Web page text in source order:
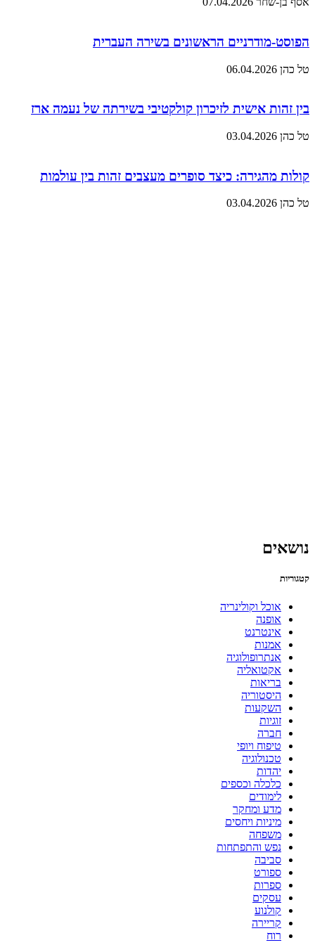
הפוסט-מודרניים הראשונים בשירה העברית
טל כהן 06.04.2026
בין זהות אישית לזיכרון קולקטיבי בשירתה של נעמה ארז
טל כהן 03.04.2026
קולות מהגירה: כיצד סופרים מעצבים זהות בין עולמות
טל כהן 03.04.2026
נושאים
קטגוריות
אוכל וקולינריה
אופנה
אינטרנט
אמנות
אנתרופולוגיה
אקטואליה
בריאות
היסטוריה
השקעות
זוגיות
חברה
טיפוח ויופי
טכנולוגיה
יהדות
כלכלה וכספים
לימודים
מדע ומחקר
מיניות ויחסים
משפחה
נפש והתפתחות
סביבה
ספורט
ספרות
עסקים
קולנוע
קריירה
רוח